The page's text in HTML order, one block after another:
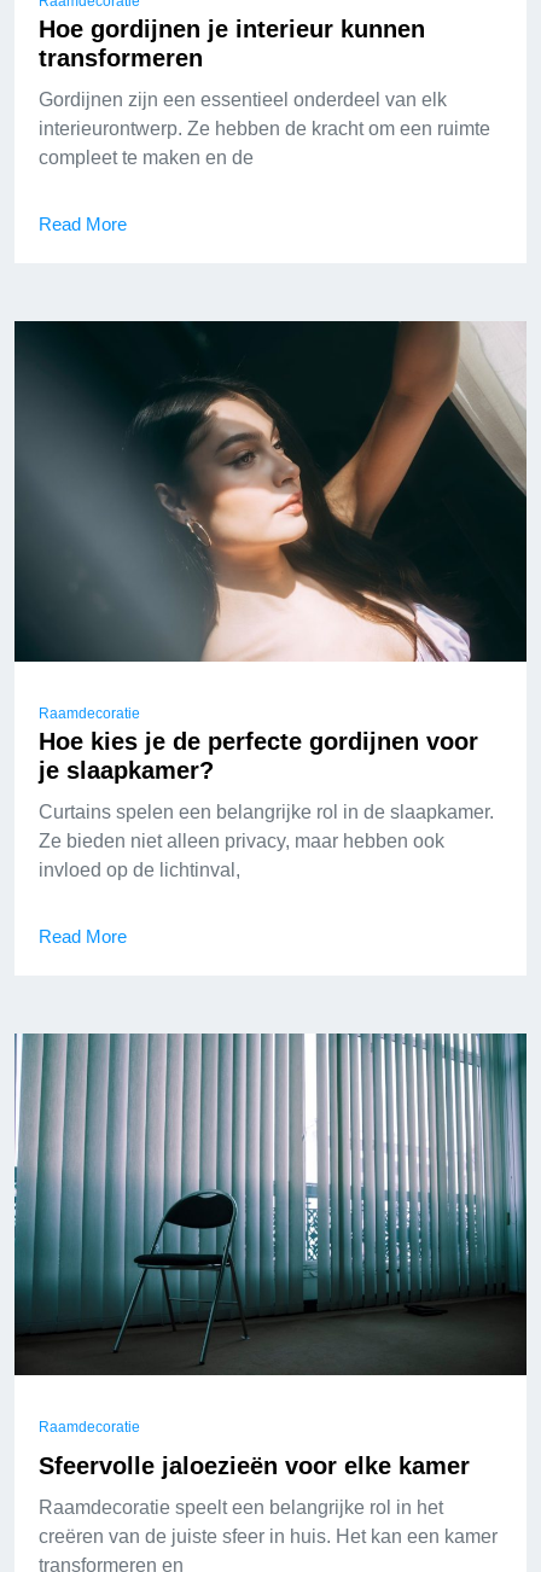
Hoe gordijnen je interieur kunnen
transformeren
Gordijnen zijn een essentieel onderdeel van elk
interieurontwerp. Ze hebben de kracht om een ruimte
compleet te maken en de
Read More
Raamdecoratie
Hoe kies je de perfecte gordijnen voor
je slaapkamer?
Curtains spelen een belangrijke rol in de slaapkamer.
Ze bieden niet alleen privacy, maar hebben ook
invloed op de lichtinval,
Read More
Raamdecoratie
Sfeervolle jaloezieën voor elke kamer
Raamdecoratie speelt een belangrijke rol in het
creëren van de juiste sfeer in huis. Het kan een kamer
transformeren en